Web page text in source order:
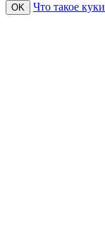
OK Что такое куки